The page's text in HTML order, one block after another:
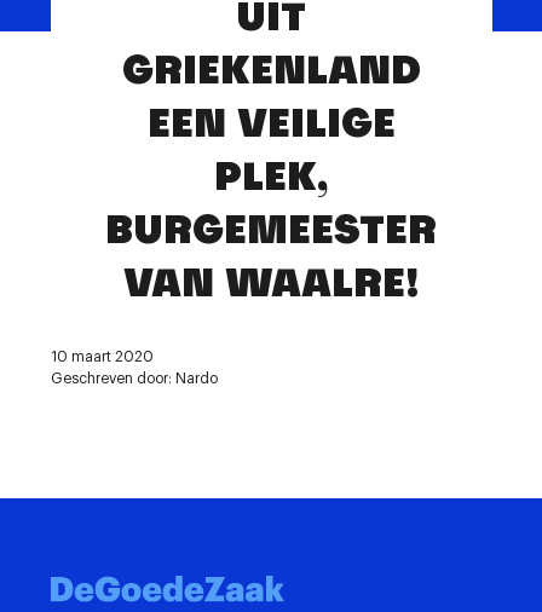
UIT
GRIEKENLAND
EEN VEILIGE
PLEK,
BURGEMEESTER
VAN WAALRE!
10 maart 2020
Geschreven door: Nardo